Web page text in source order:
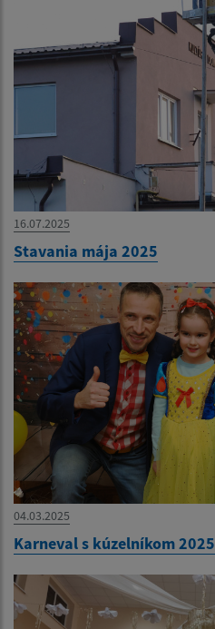
16.07.2025
Stavania mája 2025
04.03.2025
Karneval s kúzelníkom 2025